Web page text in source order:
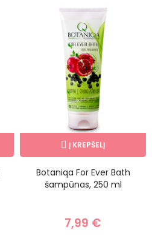
Į KREPŠELĮ
Botaniqa For Ever Bath
šampūnas, 250 ml
7,99 €